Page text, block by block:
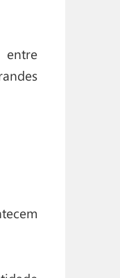
entre